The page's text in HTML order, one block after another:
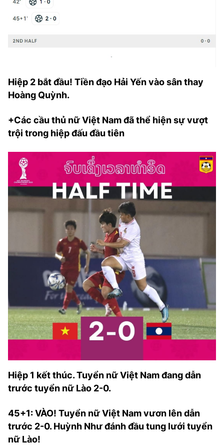
Hiệp 2 bắt đầu! Tiền đạo Hải Yến vào sân thay
Hoàng Quỳnh.
+Các cầu thủ nữ Việt Nam đã thể hiện sự vượt
trội trong hiệp đấu đầu tiên
Hiệp 1 kết thúc. Tuyển nữ Việt Nam đang dẫn
trước tuyển nữ Lào 2-0.
45+1: VÀO! Tuyển nữ Việt Nam vươn lên dẫn
trước 2-0. Huỳnh Như đánh đầu tung lưới tuyển
nữ Lào!